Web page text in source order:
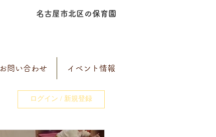
名古屋市北区の保育園
お問い合わせ イベント情報
ログイン / 新規登録